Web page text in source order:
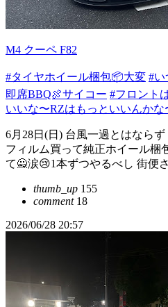
M4 クーペ F82
#タイヤホイール梱包📦大変 #い
即席BBQ🍖サイコー #フロント
いいな〜RZはもっといいんかな
6月28日(日) 台風一過とはなら
フィルム買って純正ホイール梱
て🙅涙😢1本ずつやるべし 街便
thumb_up 155
comment18
2026/06/28 20:57